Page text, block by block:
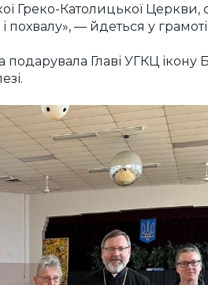
Греко-Католицької
— йдеться у грамоті.
Главі УГКЦ ікону